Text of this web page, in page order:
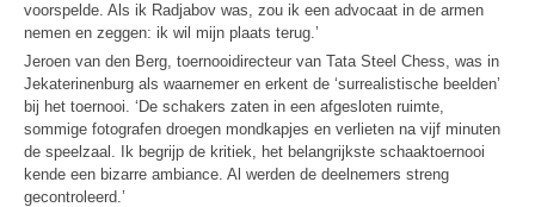
voorspelde. Als ik Radjabov was, zou ik een advocaat in de armen
nemen en zeggen: ik wil mijn plaats terug.’
Jeroen van den Berg, toernooidirecteur van Tata Steel Chess, was in
Jekaterinenburg als waarnemer en erkent de ‘surrealistische beelden’
bij het toernooi. ‘De schakers zaten in een afgesloten ruimte,
sommige fotografen droegen mondkapjes en verlieten na vijf minuten
de speelzaal. Ik begrijp de kritiek, het belangrijkste schaaktoernooi
kende een bizarre ambiance. Al werden de deelnemers streng
gecontroleerd.’